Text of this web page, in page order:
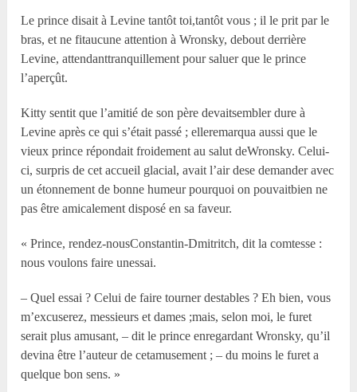
Le prince disait à Levine tantôt toi,tantôt vous ; il le prit par le
bras, et ne fitaucune attention à Wronsky, debout derrière
Levine, attendanttranquillement pour saluer que le prince
l’aperçût.
Kitty sentit que l’amitié de son père devaitsembler dure à
Levine après ce qui s’était passé ; elleremarqua aussi que le
vieux prince répondait froidement au salut deWronsky. Celui-
ci, surpris de cet accueil glacial, avait l’air dese demander avec
un étonnement de bonne humeur pourquoi on pouvaitbien ne
pas être amicalement disposé en sa faveur.
« Prince, rendez-nousConstantin-Dmitritch, dit la comtesse :
nous voulons faire unessai.
– Quel essai ? Celui de faire tourner destables ? Eh bien, vous
m’excuserez, messieurs et dames ;mais, selon moi, le furet
serait plus amusant, – dit le prince enregardant Wronsky, qu’il
devina être l’auteur de cetamusement ; – du moins le furet a
quelque bon sens. »